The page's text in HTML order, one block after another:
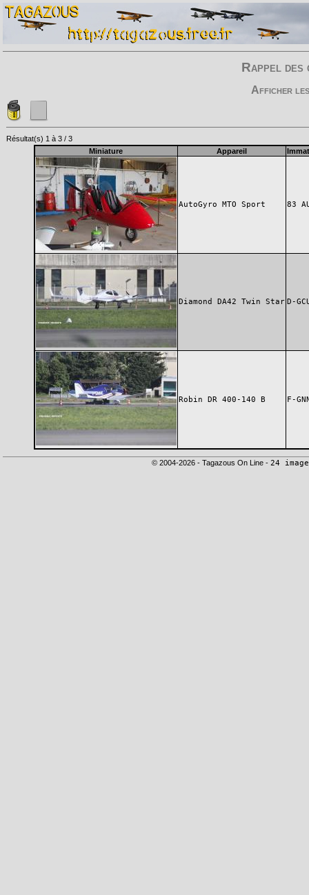
Rappel
Afficher
Résultat(s) 1 à 3 / 3
Miniature
Appareil
AutoGyro MTO Sport 83
Diamond DA42 Twin Star D-
Robin DR 400-140 B F-
© 2004-2026 - Tagazous On Line - 24